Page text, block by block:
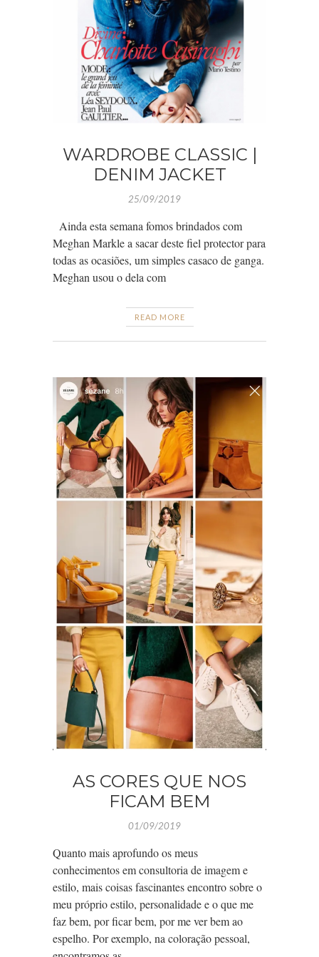
WARDROBE CLASSIC |
DENIM JACKET
25/09/2019
Ainda esta semana fomos brindados com
Meghan Markle a sacar deste fiel protector para
todas as ocasiões, um simples casaco de ganga.
Meghan usou o dela com
READ MORE
AS CORES QUE NOS
FICAM BEM
01/09/2019
Quanto mais aprofundo os meus
conhecimentos em consultoria de imagem e
estilo, mais coisas fascinantes encontro sobre o
meu próprio estilo, personalidade e o que me
faz bem, por ficar bem, por me ver bem ao
espelho. Por exemplo, na coloração pessoal,